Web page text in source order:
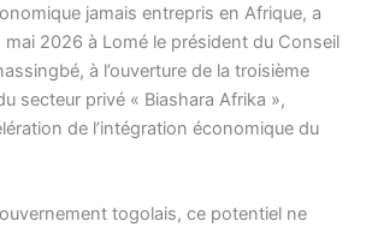
jamais entrepris en Afrique, a
mai 2026 à Lomé le président du Conseil
à l’ouverture de la troisième
secteur privé « Biashara Afrika »,
de l’intégration économique du
togolais, ce potentiel ne